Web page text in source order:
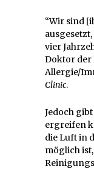
“Wir sind
vier
Doktor der
Allergie/
Clinic.
Jedoch
ergreifen
die Luft in
möglich